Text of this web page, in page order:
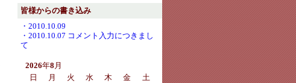
皆様からの書き込み
・2010.10.09
・2010.10.07 コメント入力につきまし
て
2026年8 月
日
月 火 水 木 金
土